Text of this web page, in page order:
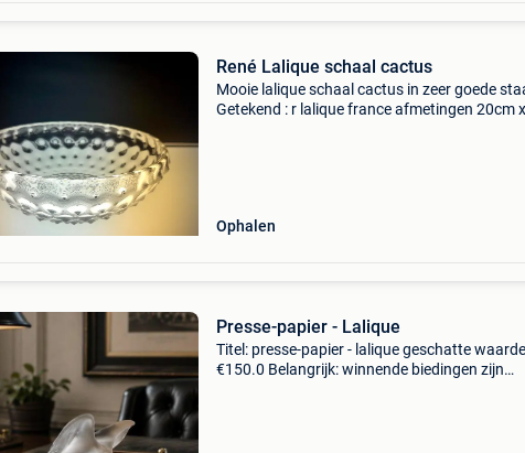
René Lalique schaal cactus
Mooie lalique schaal cactus in zeer goede
Getekend : r lalique france afmetingen 20cm
Ophalen
Presse-papier - Lalique
Titel: presse-papier - lalique geschatte
€150.0 Belangrijk: winnende biedingen zijn